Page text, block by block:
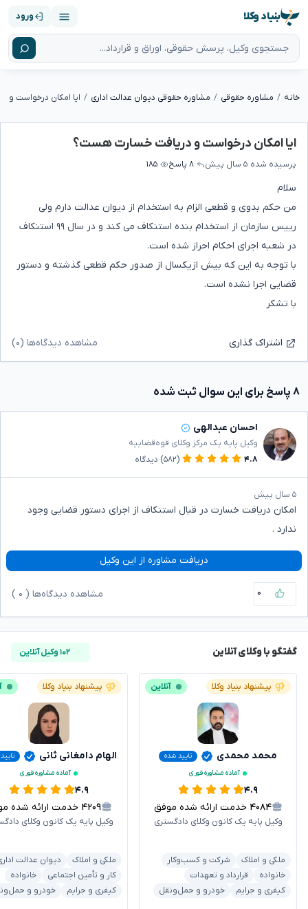
بنیاد وکلا ورود
خانه مشاوره حقوقی مشاوره حقوقی دیوان عدالت اداری ایا امکان درخواست
ایا امکان درخواست و دریافت خسارت هست؟
پرسیده شده ۵ سال پیش ۸ پاسخ ۱۸۵
سلام
من حکم بدوی و قطعی الزام به استخدام از دیوان عدالت دارم ولی
رییس سازمان از استخدام بنده استنکاف می کند و در سال ۹۹ استنکاف
در شعبه اجرای احکام احراز شده است.
با توجه به این که بیش ازیکسال از صدور حکم قطعی گذشته و دستور
قضایی اجرا نشده است.
با تشکر
اشتراک گذاری مشاهده دیدگاه‌ها (۰)
۸ پاسخ برای این سوال ثبت شده
احسان عبدالهی
وکیل پایه یک مرکز وکلای قوه‌قضاییه
۴.۸
(۵۸۲) دیدگاه
۵ سال پیش
امکان دریافت خسارت در قبال استنکاف از اجرای دستور قضایی وجود
ندارد .
دریافت مشاوره از این وکیل
۰ مشاهده دیدگاه‌ها ( ۰
گفتگو با وکلای آنلاین ۱۰۲ وکیل آنلاین
پیشنهاد بنیاد وکلا آنلاین
محمد محمدی
تایید شده
آماده مشاوره فوری
۴.۹
۴۰۸۴ خدمت ارائه شده موفق
وکیل پایه یک کانون وکلای دادگستری
ملکی و املاک
شرکت و کسب‌وکار
خانواده
قرارداد و تعهدات
کیفری و جرایم
خودرو و حمل‌ونقل
پیشنهاد بنیاد وکلا
الهام دامغانی ثانی
آماده مشاوره فوری
۴.۹
۴۲۰۹ خدمت ارائه شده موفق
وکیل پایه یک کانون وکلای
ملکی و املاک
دیوان عدالت
کار و تأمین اجتماعی
خانواده
کیفری و جرایم
خودرو و